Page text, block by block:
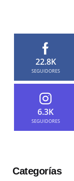
22.8K
SEGUIDORES
6.3K
SEGUIDORES
Categorías